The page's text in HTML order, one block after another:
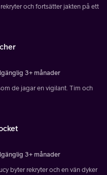
och fortsätter jakten på ett
3+ månader
de jagar en vigilant. Tim och
3+ månader
byter rekryter och en vän dyker